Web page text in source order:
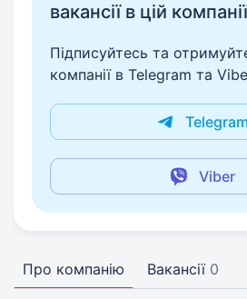
вакансії в цій
Підписуйтесь та отримуйте
компанії в Telegram та
Telegram
Viber
Про компанію Вакансії 0